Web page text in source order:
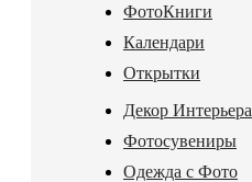
ФотоКниги
Календари
Открытки
Декор Интерьера
Фотосувениры
Одежда с Фото